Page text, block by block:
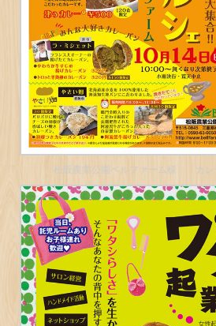
松阪農業公園ベルファーム様 「カレ